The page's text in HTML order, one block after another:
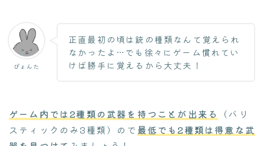
Follow Me
ぴょんた
正直最初の頃は銃の種類なんて覚えられ
なかったよ…でも徐々にゲーム慣れてい
けば勝手に覚えるから大丈夫！
ゲーム内では2種類の武器を持つことが出来る
（バリ
スティックのみ3種類）ので 最低でも2種類は得意な武